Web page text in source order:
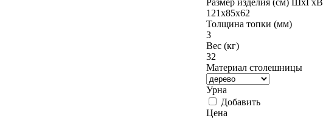
Размер изделия (см) ШхГхВ
121х85х62
Толщина топки (мм)
3
Вес (кг)
32
Материал столешницы
Урна
Добавить
Цена